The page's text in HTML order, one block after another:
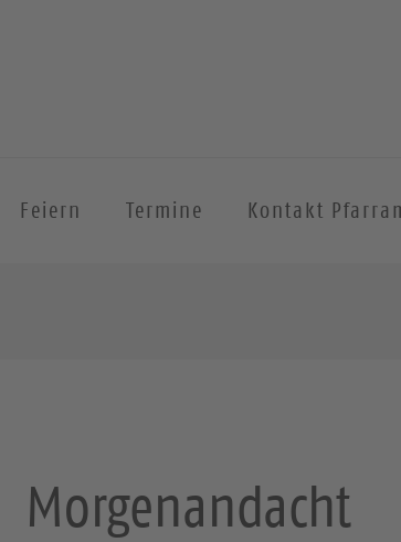
Feiern Termine Kontakt
Morgenandacht